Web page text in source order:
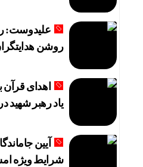
علیدوست:
روشن
اهدای قرآن
یاد رهبر شهید
آیین
شرایط ویژه